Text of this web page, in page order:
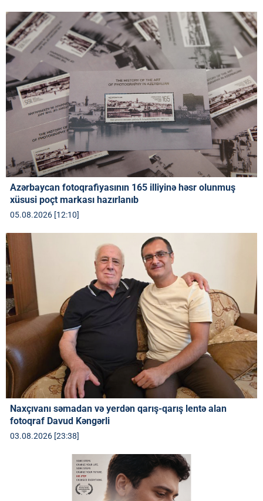
Azərbaycan fotoqrafiyasının 165 illiyinə həsr olunmuş
xüsusi poçt markası hazırlanıb
05.08.2026 [12:10]
Naxçıvanı səmadan və yerdən qarış-qarış lentə alan
fotoqraf Davud Kəngərli
03.08.2026 [23:38]